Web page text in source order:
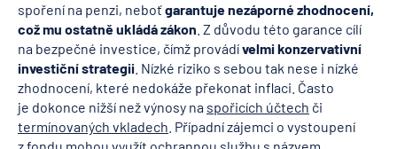
spoření na penzi, neboťgarantuje nezáporné zhodnocení,
což mu ostatně ukládá zákon . Z důvodu této garance cílí
na bezpečné investice, čímž provádívelmi konzervativní
investiční strategii . Nízké riziko s sebou tak nese i nízké
zhodnocení, které nedokáže překonat inflaci. Často
je dokonce nižší než výnosy na spořicích účtech či
termínovaných vkladech . Případní zájemci o vystoupení